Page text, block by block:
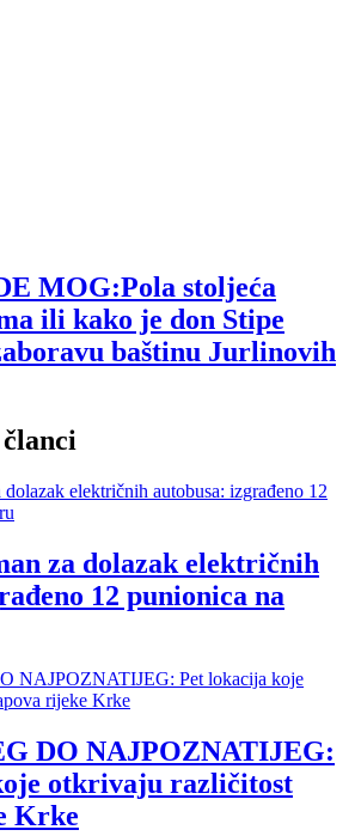
MOG:Pola stoljeća
ili kako je don Stipe
baštinu Jurlinovih
za dolazak električnih
12 punionica na
DO NAJPOZNATIJEG:
otkrivaju različitost
Krke